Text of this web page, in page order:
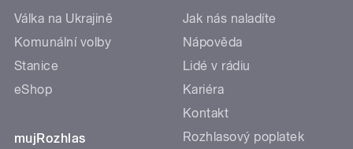
Válka na Ukrajině
Komunální volby
Stanice
eShop
mujRozhlas
Jak nás naladíte
Nápověda
Lidé v rádiu
Kariéra
Kontakt
Rozhlasový poplatek